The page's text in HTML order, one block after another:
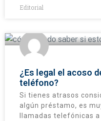
Editorial
¿Es legal el acoso
teléfono?
Si tienes atrasos
algún préstamo, es
llamadas telefónicas